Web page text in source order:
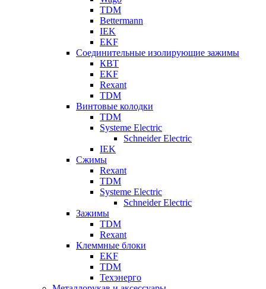
TDM
Bettermann
IEK
EKF
Соединительные изолирующие зажимы
КВТ
EKF
Rexant
TDM
Винтовые колодки
TDM
Systeme Electric
Schneider Electric
IEK
Сжимы
Rexant
TDM
Systeme Electric
Schneider Electric
Зажимы
TDM
Rexant
Клеммные блоки
EKF
TDM
Техэнерго